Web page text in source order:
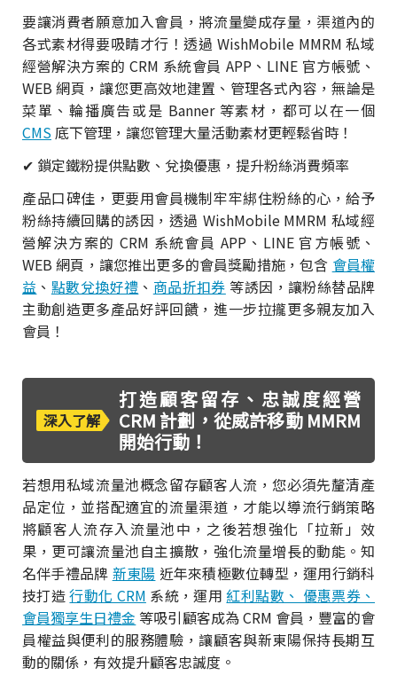
要讓消費者願意加入會員，將流量變成存量，渠道內的
各式素材得要吸睛才行！透過 WishMobile MMRM 私域
經營解決方案的 CRM 系統會員 APP、LINE 官方帳號、
WEB 網頁，讓您更高效地建置、管理各式內容，無論是
菜單、輪播廣告或是 Banner 等素材，都可以在一個
CMS底下管理，讓您管理大量活動素材更輕鬆省時！
✔ 鎖定鐵粉提供點數、兌換優惠，提升粉絲消費頻率
產品口碑佳，更要用會員機制牢牢綁住粉絲的心，給予
粉絲持續回購的誘因，透過 WishMobile MMRM 私域經
營解決方案的 CRM 系統會員 APP、LINE 官方帳號、
WEB 網頁，讓您推出更多的會員獎勵措施，包含 會員權
益 、 點數兌換好禮 、 商品折扣券 等誘因，讓粉絲替品牌
主動創造更多產品好評回饋，進一步拉攏更多親友加入
會員！
深入了解
打造顧客留存、忠誠度經營
CRM 計劃，從威許移動 MMRM
開始行動！
若想用私域流量池概念留存顧客人流，您必須先釐清產
品定位，並搭配適宜的流量渠道，才能以導流行銷策略
將顧客人流存入流量池中，之後若想強化「拉新」效
果，更可讓流量池自主擴散，強化流量增長的動能。知
名伴手禮品牌 新東陽 近年來積極數位轉型，運用行銷科
技打造行動化 CRM 系統，運用紅利點數、 優惠票券、
會員獨享生日禮金 等吸引顧客成為 CRM 會員，豐富的會
員權益與便利的服務體驗，讓顧客與新東陽保持長期互
動的關係，有效提升顧客忠誠度。